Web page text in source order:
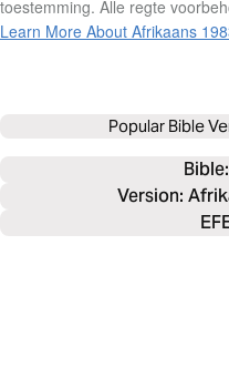
toestemming. Alle regte
Learn More About Afrikaans
Popular Bible
Bible:
Version: